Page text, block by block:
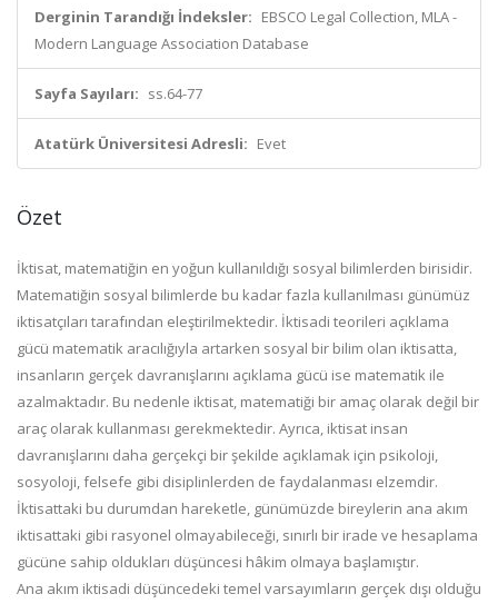
Derginin Tarandığı İndeksler: EBSCO Legal Collection, MLA -
Modern Language Association Database
Sayfa Sayıları: ss.64-77
Atatürk Üniversitesi Adresli: Evet
Özet
İktisat, matematiğin en yoğun kullanıldığı sosyal bilimlerden birisidir.
Matematiğin sosyal bilimlerde bu kadar fazla kullanılması günümüz
iktisatçıları tarafından eleştirilmektedir. İktisadi teorileri açıklama
gücü matematik aracılığıyla artarken sosyal bir bilim olan iktisatta,
insanların gerçek davranışlarını açıklama gücü ise matematik ile
azalmaktadır. Bu nedenle iktisat, matematiği bir amaç olarak değil bir
araç olarak kullanması gerekmektedir. Ayrıca, iktisat insan
davranışlarını daha gerçekçi bir şekilde açıklamak için psikoloji,
sosyoloji, felsefe gibi disiplinlerden de faydalanması elzemdir.
İktisattaki bu durumdan hareketle, günümüzde bireylerin ana akım
iktisattaki gibi rasyonel olmayabileceği, sınırlı bir irade ve hesaplama
gücüne sahip oldukları düşüncesi hâkim olmaya başlamıştır.
Ana akım iktisadi düşüncedeki temel varsayımların gerçek dışı olduğu